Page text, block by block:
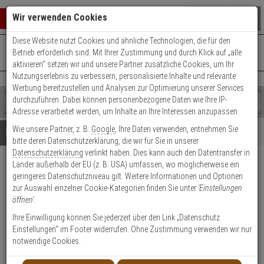
Warenkorb schließen
0 ARTIKEL IM WARENKORB
Ihr Warenkorb ist momentan leer.
Ergebnisse ()
Fertig
Shop
durchsuchen
Bitte
geben
Sie
mindestens
Zeichen
ein,
um
Suche
Es
wurde
noch
Kategorien
Suche
gestartet
+49 (0)821 899 493-0Mo. - Do.: 8:00 - 16:30 | Fr.: 8:00 - 14:00 Uhr
Kontaktservice nutzen
Details Beratung
2N Access Unit 2.0 RFID IP
Zutrittseinheit
Produktmerkmale
Datenblatt drucken
Wir verwenden Cookies
Diese Website nutzt Cookies und ähnliche Technologien, die für den
Betrieb erforderlich sind. Mit Ihrer Zustimmung und durch Klick auf „alle
aktivieren“ setzen wir und unsere Partner zusätzliche Cookies, um Ihr
Nutzungserlebnis zu verbessern, personalisierte Inhalte und relevante
Werbung bereitzustellen und Analysen zur Optimierung unserer Services
durchzuführen. Dabei können personenbezogene Daten wie Ihre IP-
Adresse verarbeitet werden, um Inhalte an Ihre Interessen anzupassen.
Wie unsere Partner, z. B. Google , Ihre Daten verwenden, entnehmen Sie
bitte deren Datenschutzerklärung, die wir für Sie in unserer
Datenschutzerklärung verlinkt haben. Dies kann auch den Datentransfer in
Länder außerhalb der EU (z. B. USA) umfassen, wo möglicherweise ein
geringeres Datenschutzniveau gilt. Weitere Informationen und Optionen
zur Auswahl einzelner Cookie-Kategorien finden Sie unter 'Einstellungen
öffnen'.
Ihre Einwilligung können Sie jederzeit über den Link „Datenschutz
Einstellungen“ im Footer widerrufen. Ohne Zustimmung verwenden wir nur
notwendige Cookies.